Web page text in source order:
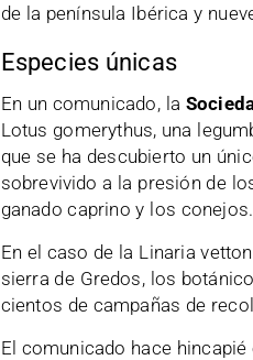
de la península Ibérica y
Especies únicas
En un comunicado, la
Lotus gomerythus, una
que se ha descubierto un
sobrevivido a la presión de
ganado caprino y los conejos.
En el caso de la Linaria
sierra de Gredos, los
cientos de campañas de
El comunicado hace